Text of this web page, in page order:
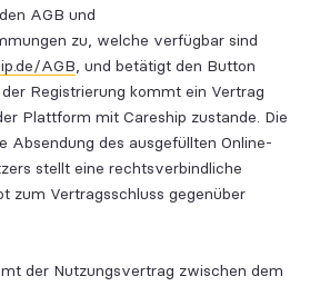
AGB und
zu, welche verfügbar sind
AGB, und betätigt den Button
der Registrierung kommt ein Vertrag
Plattform mit Careship zustande. Die
Absendung des ausgefüllten Online-
stellt eine rechtsverbindliche
zum Vertragsschluss gegenüber
der Nutzungsvertrag zwischen dem